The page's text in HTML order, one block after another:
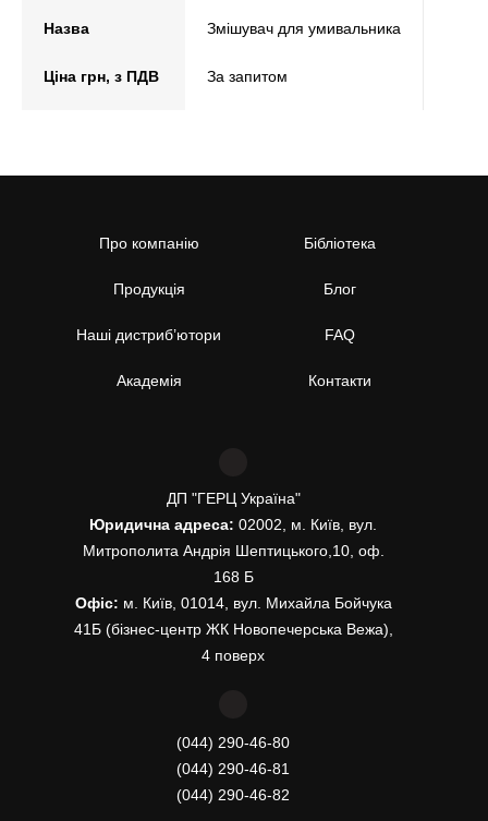
Назва Змішувач для умивальника
Ціна грн, з ПДВ За запитом
Про компанію
Продукція
Наші дистриб’ютори
Академія
Бібліотека
Блог
FAQ
Контакти
ДП "ГЕРЦ Україна"
Юридична адреса: 02002, м. Київ, вул.
Митрополита Андрія Шептицького,10, оф.
168 Б
Офіс: м. Київ, 01014, вул. Михайла Бойчука
41Б (бізнес-центр ЖК Новопечерська Вежа),
4 поверх
(044) 290-46-80
(044) 290-46-81
(044) 290-46-82